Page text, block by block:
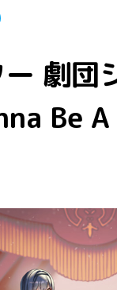
ー 劇
Be